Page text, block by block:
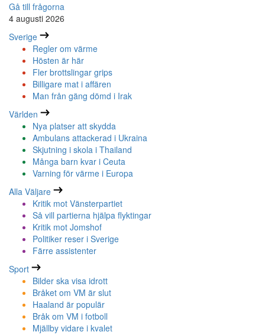
Gå till frågorna
4 augusti 2026
Sverige
Regler om värme
Hösten är här
Fler brottslingar grips
Billigare mat i affären
Man från gäng dömd i Irak
Världen
Nya platser att skydda
Ambulans attackerad i Ukraina
Skjutning i skola i Thailand
Många barn kvar i Ceuta
Varning för värme i Europa
Alla Väljare
Kritik mot Vänsterpartiet
Så vill partierna hjälpa flyktingar
Kritik mot Jomshof
Politiker reser i Sverige
Färre assistenter
Sport
Bilder ska visa idrott
Bråket om VM är slut
Haaland är populär
Bråk om VM i fotboll
Mjällby vidare i kvalet